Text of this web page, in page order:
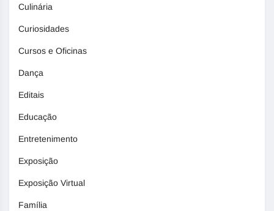
Culinária
Curiosidades
Cursos e Oficinas
Dança
Editais
Educação
Entretenimento
Exposição
Exposição Virtual
Família